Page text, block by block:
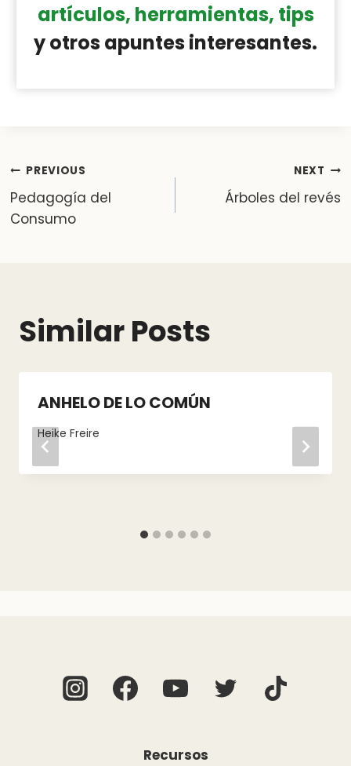
artículos, herramientas, tips
y otros apuntes interesantes.
Post
navigation
PREVIOUS
Pedagogía del
Consumo
NEXT
Árboles del revés
Similar Posts
ANHELO DE LO COMÚN
Heike Freire
Recursos